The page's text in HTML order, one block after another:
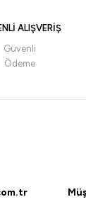
ALIŞVERİŞ
Güvenli
Ödeme